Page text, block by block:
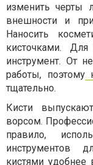
изменить черты
внешности и
Наносить
кисточками.
инструмент. От
работы, поэтому
тщательно.
Кисти
ворсом.
правило,
инструментов
кистями